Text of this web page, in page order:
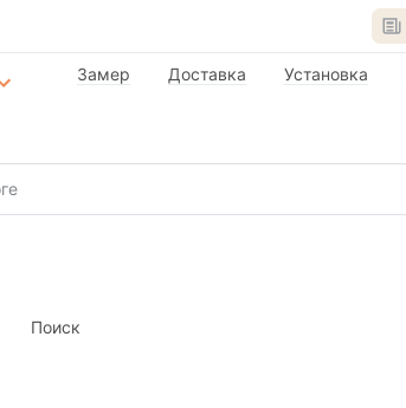
Замер Доставка Установка
Поиск